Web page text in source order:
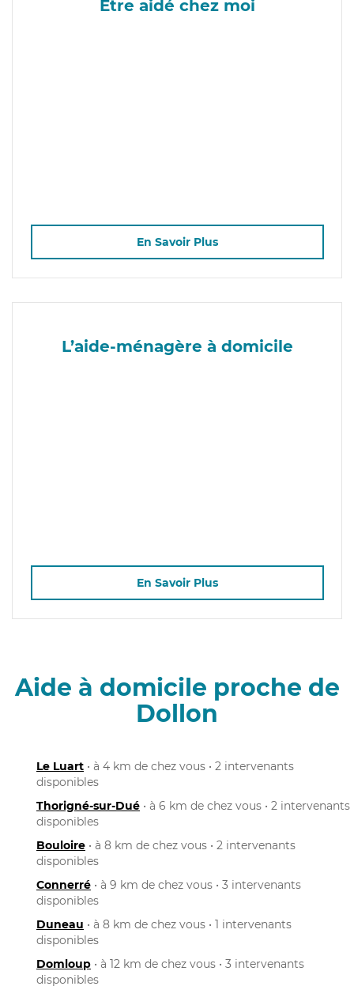
Être aidé chez moi
En Savoir Plus
L’aide-ménagère à domicile
En Savoir Plus
Aide à domicile proche de
Dollon
Le Luart • à 4 km de chez vous • 2 intervenants
disponibles
Thorigné-sur-Dué • à 6 km de chez vous • 2 intervenants
disponibles
Bouloire • à 8 km de chez vous • 2 intervenants
disponibles
Connerré • à 9 km de chez vous • 3 intervenants
disponibles
Duneau • à 8 km de chez vous • 1 intervenants
disponibles
Domloup • à 12 km de chez vous • 3 intervenants
disponibles